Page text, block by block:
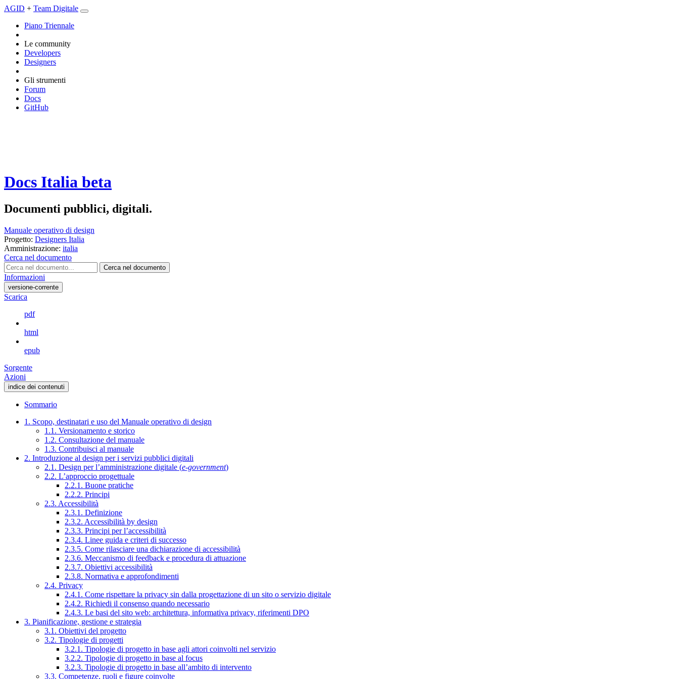
AGID + Team Digitale
Piano Triennale
Le community
Developers
Designers
Gli strumenti
Forum
Docs
GitHub
Docs Italia beta
Documenti pubblici, digitali.
Manuale operativo di design
Progetto: Designers Italia
Amministrazione: italia
Cerca nel documento
Cerca nel documento
Informazioni
versione-corrente
Scarica
pdf
html
epub
Sorgente
Azioni
indice dei contenuti
Sommario
1. Scopo, destinatari e uso del Manuale operativo di design
1.1. Versionamento e storico
1.2. Consultazione del manuale
1.3. Contribuisci al manuale
2. Introduzione al design per i servizi pubblici digitali
2.1. Design per l’amministrazione digitale (e-government)
2.2. L’approccio progettuale
2.2.1. Buone pratiche
2.2.2. Principi
2.3. Accessibilità
2.3.1. Definizione
2.3.2. Accessibilità by design
2.3.3. Principi per l’accessibilità
2.3.4. Linee guida e criteri di successo
2.3.5. Come rilasciare una dichiarazione di accessibilità
2.3.6. Meccanismo di feedback e procedura di attuazione
2.3.7. Obiettivi accessibilità
2.3.8. Normativa e approfondimenti
2.4. Privacy
2.4.1. Come rispettare la privacy sin dalla progettazione di un sito o servizio digitale
2.4.2. Richiedi il consenso quando necessario
2.4.3. Le basi del sito web: architettura, informativa privacy, riferimenti DPO
3. Pianificazione, gestione e strategia
3.1. Obiettivi del progetto
3.2. Tipologie di progetti
3.2.1. Tipologie di progetto in base agli attori coinvolti nel servizio
3.2.2. Tipologie di progetto in base al focus
3.2.3. Tipologie di progetto in base all’ambito di intervento
3.3. Competenze, ruoli e figure coinvolte